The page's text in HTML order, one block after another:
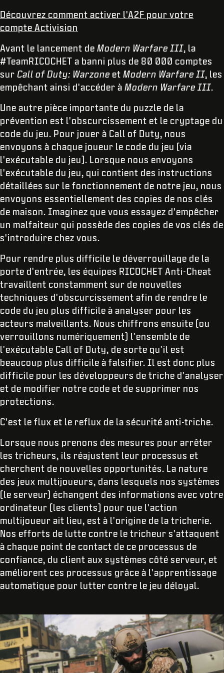
Découvrez comment activer l'A2F pour votre
compte Activision
Avant le lancement de Modern Warfare III, la
#TeamRICOCHET a banni plus de 80 000 comptes
sur Call of Duty: Warzone et Modern Warfare II, les
empêchant ainsi d'accéder à Modern Warfare III.
Une autre pièce importante du puzzle de la
prévention est l'obscurcissement et le cryptage du
code du jeu. Pour jouer à Call of Duty, nous
envoyons à chaque joueur le code du jeu (via
l'exécutable du jeu). Lorsque nous envoyons
l'exécutable du jeu, qui contient des instructions
détaillées sur le fonctionnement de notre jeu, nous
envoyons essentiellement des copies de nos clés
de maison. Imaginez que vous essayez d'empêcher
un malfaiteur qui possède des copies de vos clés de
s'introduire chez vous.
Pour rendre plus difficile le déverrouillage de la
porte d'entrée, les équipes RICOCHET Anti-Cheat
travaillent constamment sur de nouvelles
techniques d'obscurcissement afin de rendre le
code du jeu plus difficile à analyser pour les
acteurs malveillants. Nous chiffrons ensuite (ou
verrouillons numériquement) l'ensemble de
l'exécutable Call of Duty, de sorte qu'il est
beaucoup plus difficile à falsifier. Il est donc plus
difficile pour les développeurs de triche d'analyser
et de modifier notre code et de supprimer nos
protections.
C'est le flux et le reflux de la sécurité anti-triche.
Lorsque nous prenons des mesures pour arrêter
les tricheurs, ils réajustent leur processus et
cherchent de nouvelles opportunités. La nature
des jeux multijoueurs, dans lesquels nos systèmes
(le serveur) échangent des informations avec votre
ordinateur (les clients) pour que l'action
multijoueur ait lieu, est à l'origine de la tricherie.
Nos efforts de lutte contre le tricheur s'attaquent
à chaque point de contact de ce processus de
confiance, du client aux systèmes côté serveur, et
améliorent ces processus grâce à l'apprentissage
automatique pour lutter contre le jeu déloyal.